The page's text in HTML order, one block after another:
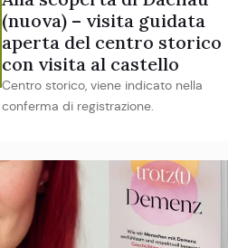
(nuova) – visita guidata
aperta del centro storico
con visita al castello
Centro storico, viene indicato nella
conferma di registrazione.